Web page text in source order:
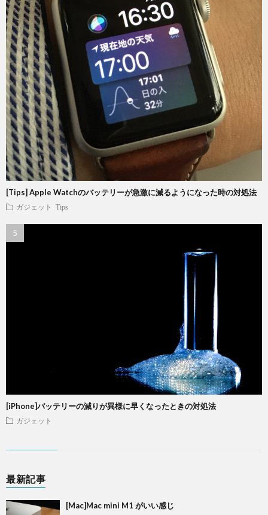
[Tips] Apple Watchのバッテリーが急激に減るようになった時の対処法
ガジェット Tips
[iPhone]バッテリーの減りが異様に早くなったときの対処法
ガジェット
最新記事
[Mac]Mac mini M1 がいい感じ